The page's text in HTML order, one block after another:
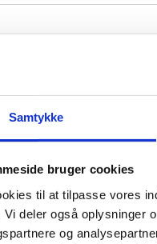
Samtykke
bruger cookies
til at tilpasse vores
deler også oplysninger
og